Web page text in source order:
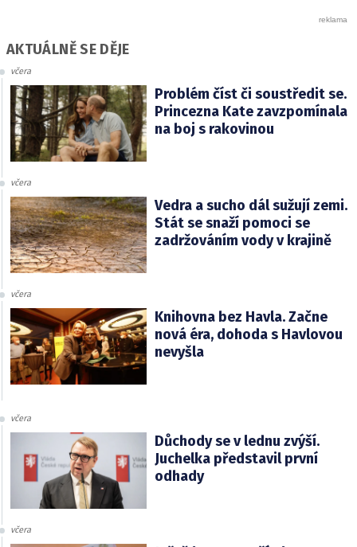
AKTUÁLNĚ SE DĚJE
včera
Problém číst či soustředit se.
Princezna Kate zavzpomínala
na boj s rakovinou
včera
Vedra a sucho dál sužují zemi.
Stát se snaží pomoci se
zadržováním vody v krajině
včera
Knihovna bez Havla. Začne
nová éra, dohoda s Havlovou
nevyšla
včera
Důchody se v lednu zvýší.
Juchelka představil první
odhady
včera